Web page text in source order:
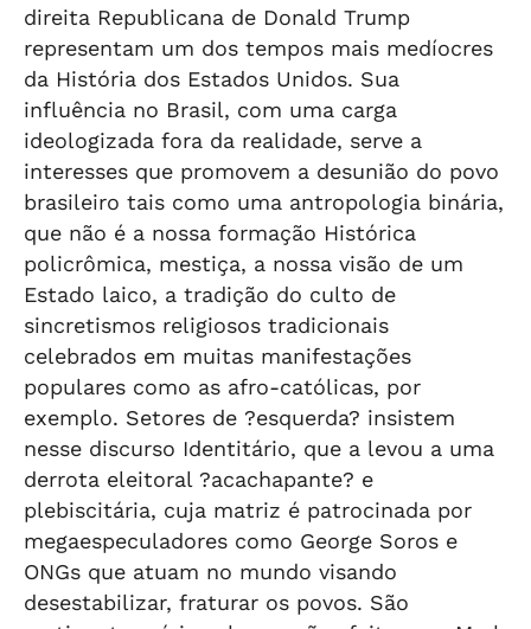
direita Republicana de Donald Trump
representam um dos tempos mais medíocres
da História dos Estados Unidos. Sua
influência no Brasil, com uma carga
ideologizada fora da realidade, serve a
interesses que promovem a desunião do povo
brasileiro tais como uma antropologia binária,
que não é a nossa formação Histórica
policrômica, mestiça, a nossa visão de um
Estado laico, a tradição do culto de
sincretismos religiosos tradicionais
celebrados em muitas manifestações
populares como as afro-católicas, por
exemplo. Setores de ?esquerda? insistem
nesse discurso Identitário, que a levou a uma
derrota eleitoral ?acachapante? e
plebiscitária, cuja matriz é patrocinada por
megaespeculadores como George Soros e
ONGs que atuam no mundo visando
desestabilizar, fraturar os povos. São